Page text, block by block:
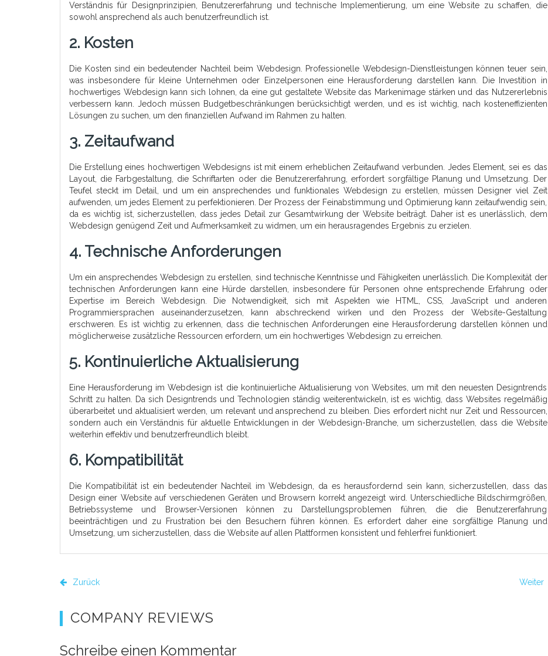
Verständnis für Designprinzipien, Benutzererfahrung und technische Implementierung, um eine Website zu schaffen, die
sowohl ansprechend als auch benutzerfreundlich ist.
2. Kosten
Die Kosten sind ein bedeutender Nachteil beim Webdesign. Professionelle Webdesign-Dienstleistungen können teuer sein,
was insbesondere für kleine Unternehmen oder Einzelpersonen eine Herausforderung darstellen kann. Die Investition in
hochwertiges Webdesign kann sich lohnen, da eine gut gestaltete Website das Markenimage stärken und das Nutzererlebnis
verbessern kann. Jedoch müssen Budgetbeschränkungen berücksichtigt werden, und es ist wichtig, nach kosteneffizienten
Lösungen zu suchen, um den finanziellen Aufwand im Rahmen zu halten.
3. Zeitaufwand
Die Erstellung eines hochwertigen Webdesigns ist mit einem erheblichen Zeitaufwand verbunden. Jedes Element, sei es das
Layout, die Farbgestaltung, die Schriftarten oder die Benutzererfahrung, erfordert sorgfältige Planung und Umsetzung. Der
Teufel steckt im Detail, und um ein ansprechendes und funktionales Webdesign zu erstellen, müssen Designer viel Zeit
aufwenden, um jedes Element zu perfektionieren. Der Prozess der Feinabstimmung und Optimierung kann zeitaufwendig sein,
da es wichtig ist, sicherzustellen, dass jedes Detail zur Gesamtwirkung der Website beiträgt. Daher ist es unerlässlich, dem
Webdesign genügend Zeit und Aufmerksamkeit zu widmen, um ein herausragendes Ergebnis zu erzielen.
4. Technische Anforderungen
Um ein ansprechendes Webdesign zu erstellen, sind technische Kenntnisse und Fähigkeiten unerlässlich. Die Komplexität der
technischen Anforderungen kann eine Hürde darstellen, insbesondere für Personen ohne entsprechende Erfahrung oder
Expertise im Bereich Webdesign. Die Notwendigkeit, sich mit Aspekten wie HTML, CSS, JavaScript und anderen
Programmiersprachen auseinanderzusetzen, kann abschreckend wirken und den Prozess der Website-Gestaltung
erschweren. Es ist wichtig zu erkennen, dass die technischen Anforderungen eine Herausforderung darstellen können und
möglicherweise zusätzliche Ressourcen erfordern, um ein hochwertiges Webdesign zu erreichen.
5. Kontinuierliche Aktualisierung
Eine Herausforderung im Webdesign ist die kontinuierliche Aktualisierung von Websites, um mit den neuesten Designtrends
Schritt zu halten. Da sich Designtrends und Technologien ständig weiterentwickeln, ist es wichtig, dass Websites regelmäßig
überarbeitet und aktualisiert werden, um relevant und ansprechend zu bleiben. Dies erfordert nicht nur Zeit und Ressourcen,
sondern auch ein Verständnis für aktuelle Entwicklungen in der Webdesign-Branche, um sicherzustellen, dass die Website
weiterhin effektiv und benutzerfreundlich bleibt.
6. Kompatibilität
Die Kompatibilität ist ein bedeutender Nachteil im Webdesign, da es herausfordernd sein kann, sicherzustellen, dass das
Design einer Website auf verschiedenen Geräten und Browsern korrekt angezeigt wird. Unterschiedliche Bildschirmgrößen,
Betriebssysteme und Browser-Versionen können zu Darstellungsproblemen führen, die die Benutzererfahrung
beeinträchtigen und zu Frustration bei den Besuchern führen können. Es erfordert daher eine sorgfältige Planung und
Umsetzung, um sicherzustellen, dass die Website auf allen Plattformen konsistent und fehlerfrei funktioniert.
Zurück Weiter
COMPANY REVIEWS
Schreibe einen Kommentar